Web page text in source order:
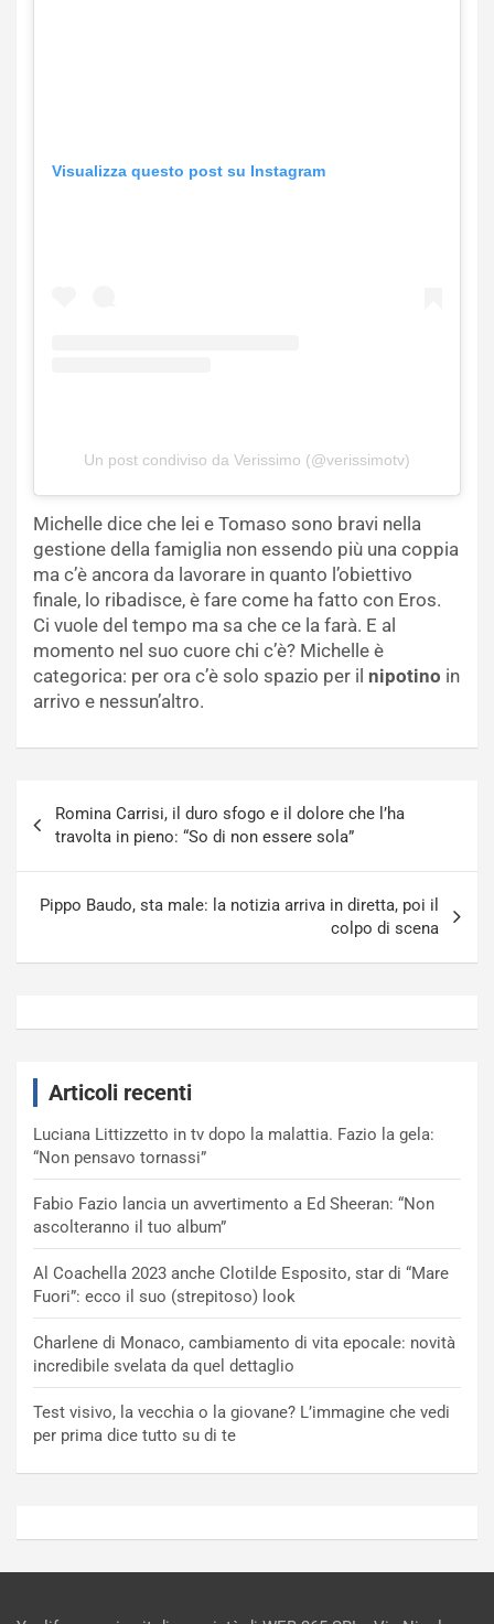
Visualizza questo post su Instagram
Un post condiviso da Verissimo (@verissimotv)
Michelle dice che lei e Tomaso sono bravi nella
gestione della famiglia non essendo più una coppia
ma c’è ancora da lavorare in quanto l’obiettivo
finale, lo ribadisce, è fare come ha fatto con Eros.
Ci vuole del tempo ma sa che ce la farà. E al
momento nel suo cuore chi c’è? Michelle è
categorica: per ora c’è solo spazio per il nipotino in
arrivo e nessun’altro.
articoli
Romina Carrisi, il duro sfogo e il dolore che l’ha
travolta in pieno: “So di non essere sola”
Pippo Baudo, sta male: la notizia arriva in diretta, poi il
colpo di scena
Articoli recenti
Luciana Littizzetto in tv dopo la malattia. Fazio la gela:
“Non pensavo tornassi”
Fabio Fazio lancia un avvertimento a Ed Sheeran: “Non
ascolteranno il tuo album”
Al Coachella 2023 anche Clotilde Esposito, star di “Mare
Fuori”: ecco il suo (strepitoso) look
Charlene di Monaco, cambiamento di vita epocale: novità
incredibile svelata da quel dettaglio
Test visivo, la vecchia o la giovane? L’immagine che vedi
per prima dice tutto su di te